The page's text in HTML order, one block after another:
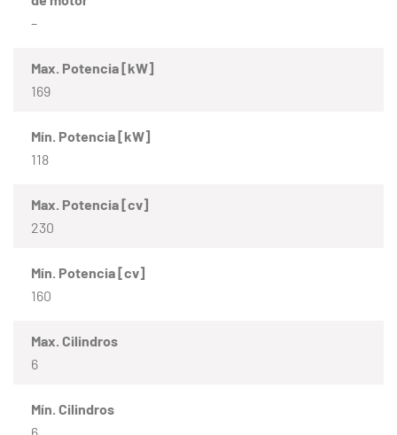
–
Max. Potencia [kW]
169
Mín. Potencia [kW]
118
Max. Potencia [cv]
230
Mín. Potencia [cv]
160
Max. Cilindros
6
Mín. Cilindros
6